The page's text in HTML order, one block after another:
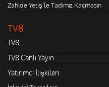
Zahide Yetiş'le Tadımız Kaçmasın
TV8
TV8
TV8 Canlı Yayın
Yatırımcı İlişkileri